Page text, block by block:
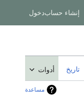
إنشاء حسابدخول
تاريخ أدوات
مساعدة